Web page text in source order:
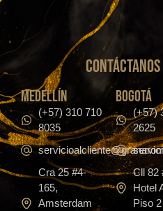
medellín
(+57) 310 710
8035
Cra 25 #4-
165,
Amsterdam
bogotá
(+57)
2625
Cll 82
Hotel
Piso 2